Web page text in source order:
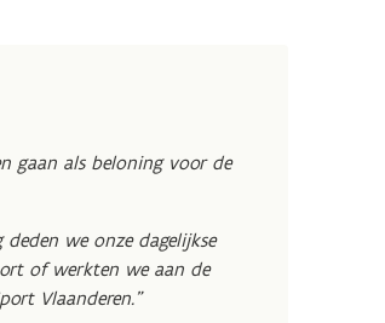
gaan als beloning voor de
we onze dagelijkse
of werkten we aan de
Vlaanderen."